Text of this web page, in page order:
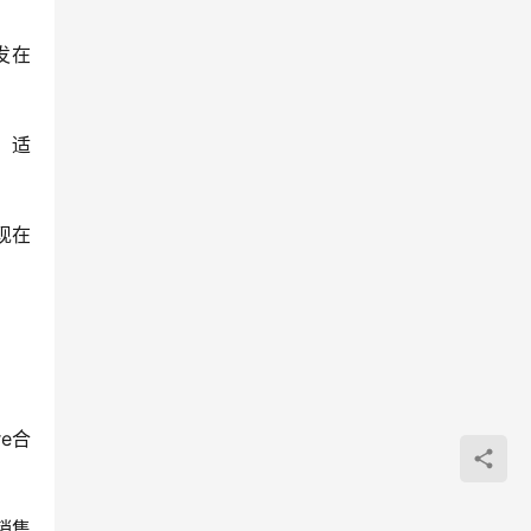
在
适
在
合